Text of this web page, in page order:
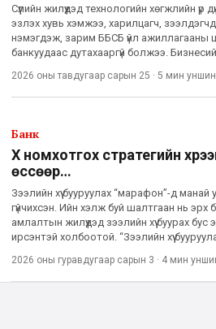
Сүүлийн жилүүдэд технологийн хөгжлийн
эзлэх хувь хэмжээ, харилцагч,
нэмэгдэж, зарим ББСБ үйл ажиллагааны
банкуудаас дутахааргүй болжээ.
2026 оны тавдугаар сарын 25 · 5 мин
Банк
Хүү номхотгох стратегийн
өссөөр…
Зээлийн хүү бууруулах “марафон”-д манай
гүйчихсэн. Ийн хэлж буй шалтгаан нь эрх
амлалтын жилүүдэд зээлийн хүү буурах
ирсэнтэй холбоотой. “Зээлийн хүү
2026 оны гуравдугаар сарын 3 · 4 мин